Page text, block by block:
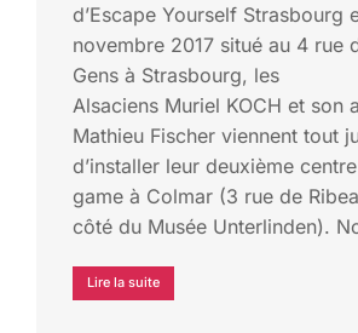
d’Escape Yourself Strasbourg
novembre 2017 situé au 4 rue
Gens à Strasbourg, les
Alsaciens Muriel KOCH et son
Mathieu Fischer viennent tout
d’installer leur deuxième
game à Colmar (3 rue de
côté du Musée Unterlinden).
Lire la suite